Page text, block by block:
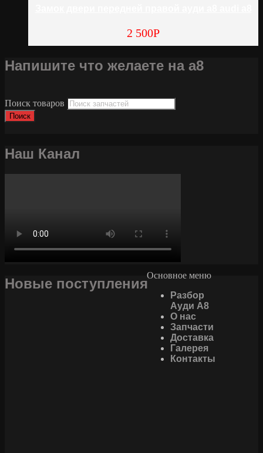
Основное меню
Разбор
Ауди А8
О нас
Запчасти
Доставка
Галерея
Контакты
2 500Р
Напишите что желаете на а8
Поиск товаров
Поиск
Наш Канал
Новые поступления